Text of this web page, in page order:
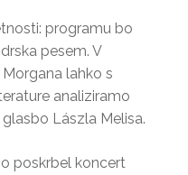
programu bo
pesem. V
lahko s
analiziramo
Lászla Melisa.
poskrbel koncert